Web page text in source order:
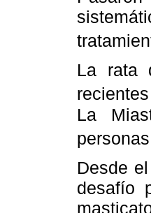
La rata
La
Desde
desafío